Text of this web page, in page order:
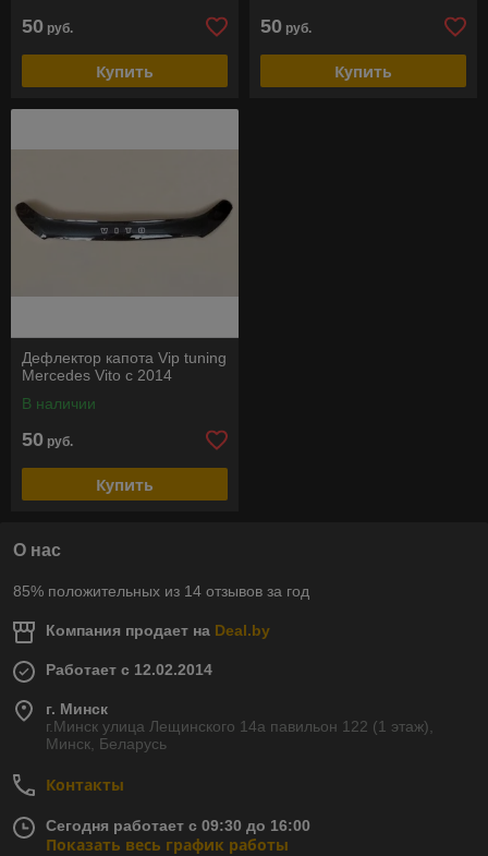
50 руб.
Купить
50 руб.
Купить
Дефлектор капота Vip tuning
Mercedes Vito с 2014
В наличии
50 руб.
Купить
О нас
85% положительных из 14 отзывов за год
Компания продает на Deal.by
Работает с 12.02.2014
г. Минск
г.Минск улица Лещинского 14а павильон 122 (1 этаж),
Минск, Беларусь
Контакты
Сегодня работает с 09:30 до 16:00
Показать весь график работы